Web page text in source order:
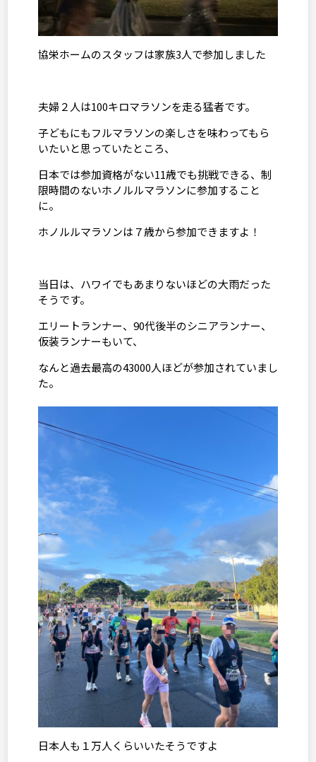
協栄ホームのスタッフは家族3人で参加しました
夫婦２人は100キロマラソンを走る猛者です。
子どもにもフルマラソンの楽しさを味わってもら
いたいと思っていたところ、
日本では参加資格がない11歳でも挑戦できる、制
限時間のないホノルルマラソンに参加すること
に。
ホノルルマラソンは７歳から参加できますよ！
当日は、ハワイでもあまりないほどの大雨だった
そうです。
エリートランナー、 90代後半のシニアランナー、
仮装ランナーもいて、
なんと過去最高の43000人ほどが参加されていまし
た。
日本人も１万人くらいいたそうですよ